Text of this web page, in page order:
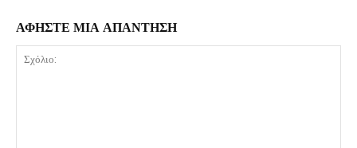
ΑΦΗΣΤΕ ΜΙΑ ΑΠΑΝΤΗΣΗ